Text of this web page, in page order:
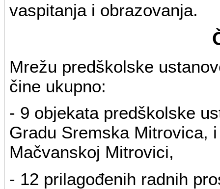
vaspitanja i obrazovanja.
Mrežu predškolske
čine ukupno:
- 9 objekata predškolske
Gradu Sremska Mitrovica,
Mačvanskoj Mitrovici,
- 12 prilagođenih radnih